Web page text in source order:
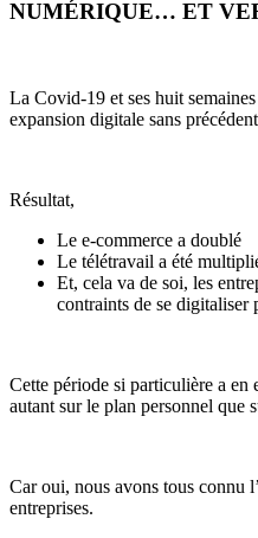
NUMÉRIQUE… ET
La Covid-19 et ses huit
expansion digitale sans
Résultat,
Le e-commerce a doublé
Le télétravail a été
Et, cela va de soi, les
contraints de se digitaliser
Cette période si particulière a en
autant sur le plan personnel que
Car oui, nous avons tous connu
entreprises.